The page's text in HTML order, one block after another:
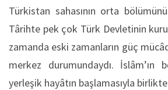
Türkistan sahasının orta
Târihte pek çok Türk Devletinin
zamanda eski zamanların güç
merkez durumundaydı. İslâm’ın
yerleşik hayâtın başlamasıyla